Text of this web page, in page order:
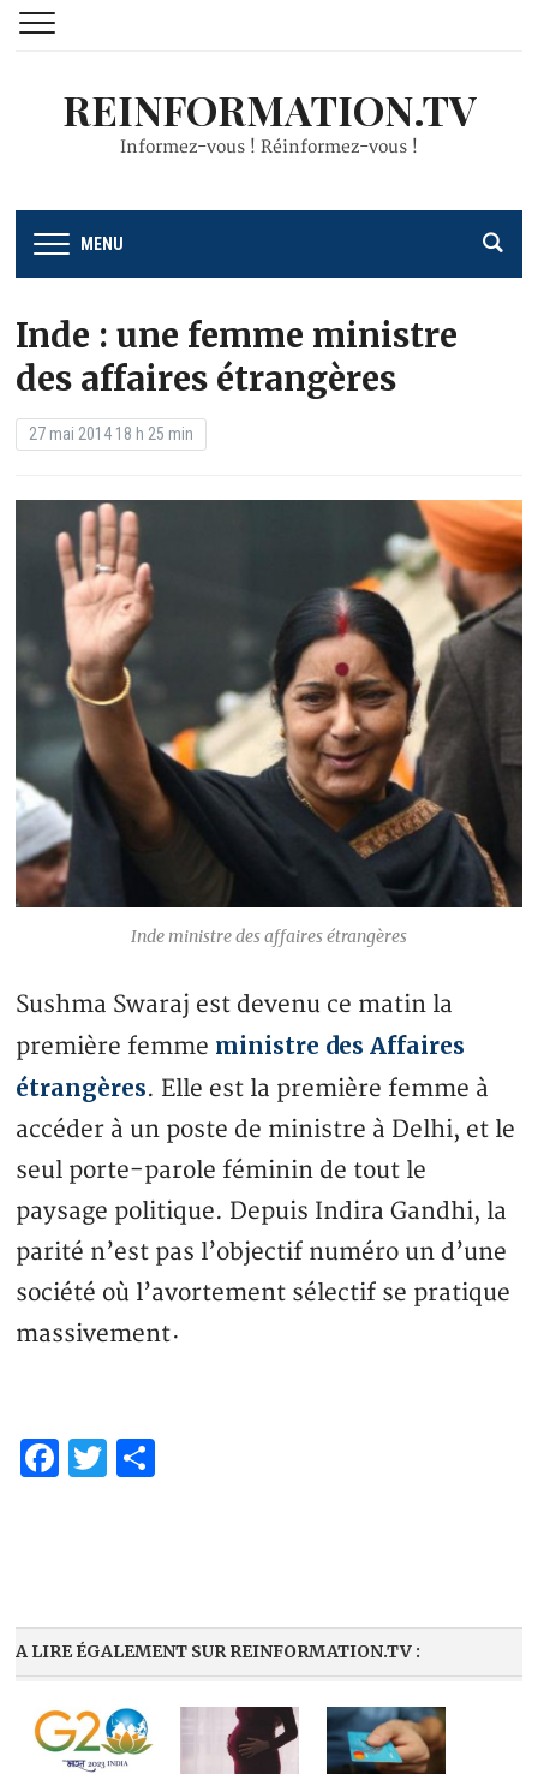
REINFORMATION.TV
Informez-vous ! Réinformez-vous !
MENU
Inde : une femme ministre
des affaires étrangères
27 mai 2014 18 h 25 min
Inde ministre des affaires étrangères
Sushma Swaraj est devenu ce matin la
première femme ministre des Affaires
étrangères. Elle est la première femme à
accéder à un poste de ministre à Delhi, et le
seul porte-parole féminin de tout le
paysage politique. Depuis Indira Gandhi, la
parité n’est pas l’objectif numéro un d’une
société où l’avortement sélectif se pratique
massivement·
Facebook
Twitter
A LIRE ÉGALEMENT SUR REINFORMATION.TV :